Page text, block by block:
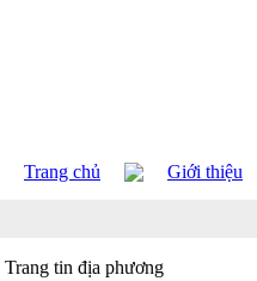
Trang chủ Giới thiệu
Trang tin địa phương